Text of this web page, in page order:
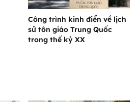
Công trình kinh điển về lịch
sử tôn giáo Trung Quốc
trong thế kỷ XX